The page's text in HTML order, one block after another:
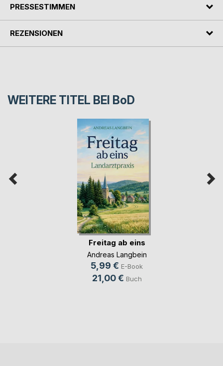
PRESSESTIMMEN
REZENSIONEN
WEITERE TITEL BEI BoD
Freitag ab eins
Andreas Langbein
5,99 € E-Book
21,00 € Buch